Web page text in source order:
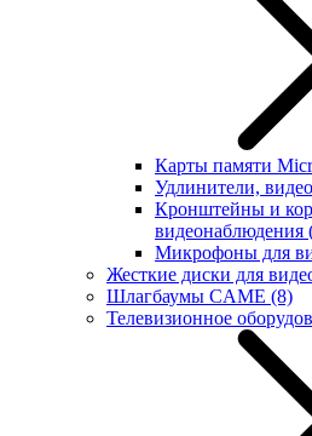
Карты памяти
Удлинители,
Кронштейны и
видеонаблюдения
Микрофоны для
Жесткие диски для
Шлагбаумы CAME (8)
Телевизионное